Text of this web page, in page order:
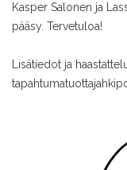
Kasper Salonen ja
pääsy. Tervetuloa!
Lisätiedot ja
tapahtumatuottaja